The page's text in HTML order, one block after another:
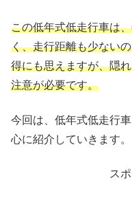
この低年式低走行車は
く、走行距離も少ない
得にも思えますが、隠
注意が必要です。
今回は、低年式低走行
心に紹介していきます。
ス